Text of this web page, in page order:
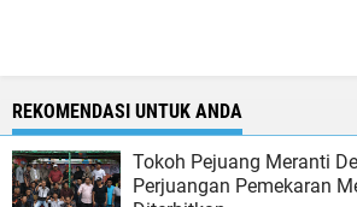
REKOMENDASI UNTUK ANDA
Tokoh Pejuang Meranti
Perjuangan Pemekaran